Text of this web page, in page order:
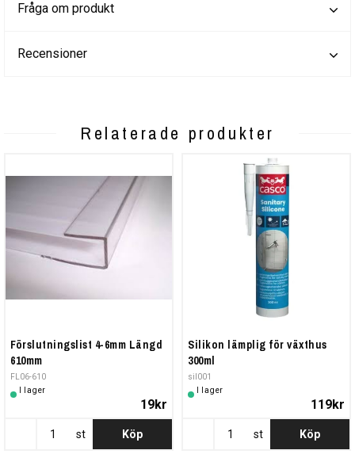
Fråga om produkt
Recensioner
Relaterade produkter
Förslutningslist 4-6mm Längd
610mm
FL06-610
I lager
19kr
st Köp
Silikon lämplig för växthus
300ml
sil001
I lager
119kr
st Köp